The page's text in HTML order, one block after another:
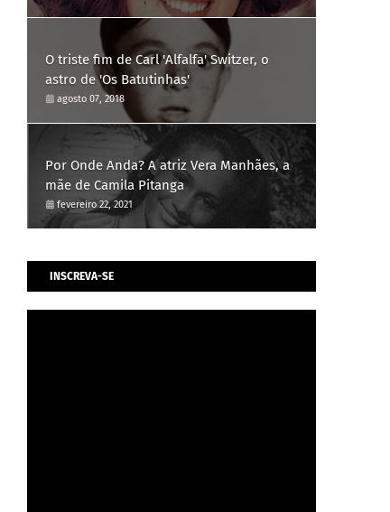
O triste fim de Carl 'Alfalfa' Switzer, o
astro de 'Os Batutinhas'
agosto 07, 2018
Por Onde Anda? A atriz Vera Manhães, a
mãe de Camila Pitanga
fevereiro 22, 2021
INSCREVA-SE